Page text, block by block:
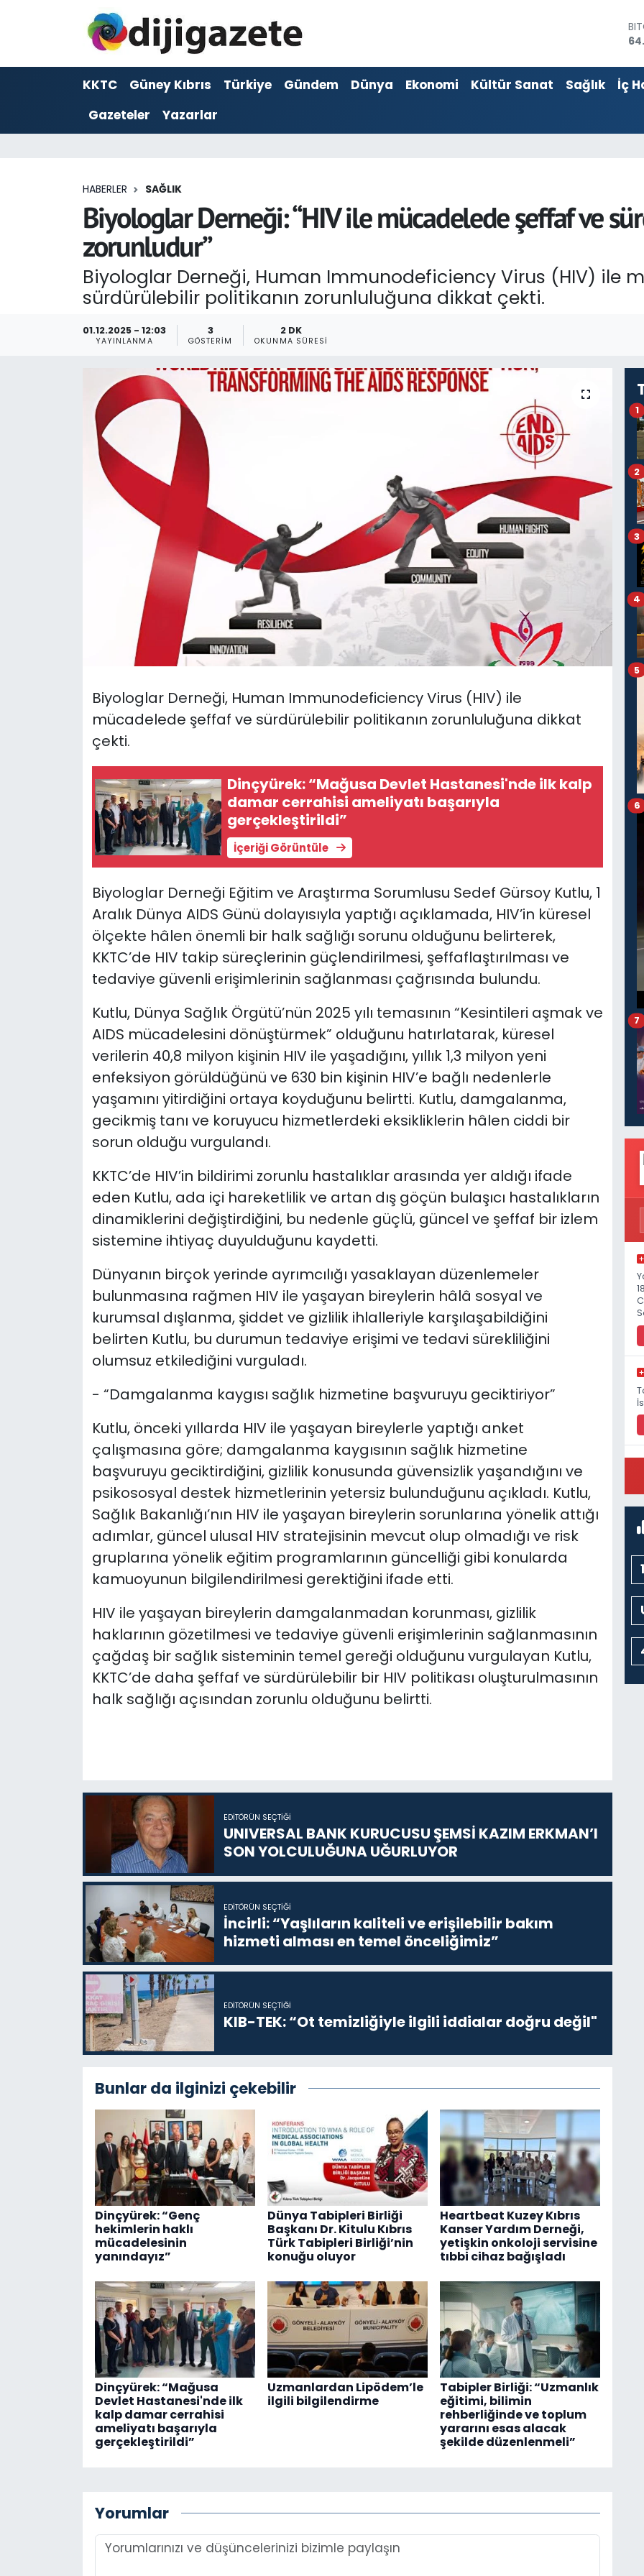
KKTC Güney Kıbrıs Türkiye Gündem Dünya Ekonomi Kültür Sanat Sağlık
İç
Gazeteler
Yazarlar
HABERLER SAĞLIK
Biyologlar Derneği: “HIV ile mücadelede şeffaf ve
zorunludur”
Biyologlar Derneği, Human Immunodeficiency Virus (HIV) ile
sürdürülebilir politikanın zorunluluğuna dikkat çekti.
01.12.2025 - 12:03
YAYINLANMA
3
GÖSTERIM
2 DK
OKUNMA SÜRESI
Biyologlar Derneği, Human Immunodeficiency Virus (HIV) ile
mücadelede şeffaf ve sürdürülebilir politikanın zorunluluğuna dikkat
çekti.
Dinçyürek: “Mağusa Devlet Hastanesi'nde ilk kalp
damar cerrahisi ameliyatı başarıyla
gerçekleştirildi”
İçeriği Görüntüle
Biyologlar Derneği Eğitim ve Araştırma Sorumlusu Sedef Gürsoy Kutlu, 1
Aralık Dünya AIDS Günü dolayısıyla yaptığı açıklamada, HIV’in küresel
ölçekte hâlen önemli bir halk sağlığı sorunu olduğunu belirterek,
KKTC’de HIV takip süreçlerinin güçlendirilmesi, şeffaflaştırılması ve
tedaviye güvenli erişimlerinin sağlanması çağrısında bulundu.
Kutlu, Dünya Sağlık Örgütü’nün 2025 yılı temasının “Kesintileri aşmak ve
AIDS mücadelesini dönüştürmek” olduğunu hatırlatarak, küresel
verilerin 40,8 milyon kişinin HIV ile yaşadığını, yıllık 1,3 milyon yeni
enfeksiyon görüldüğünü ve 630 bin kişinin HIV’e bağlı nedenlerle
yaşamını yitirdiğini ortaya koyduğunu belirtti. Kutlu, damgalanma,
gecikmiş tanı ve koruyucu hizmetlerdeki eksikliklerin hâlen ciddi bir
sorun olduğu vurgulandı.
KKTC’de HIV’in bildirimi zorunlu hastalıklar arasında yer aldığı ifade
eden Kutlu, ada içi hareketlilik ve artan dış göçün bulaşıcı hastalıkların
dinamiklerini değiştirdiğini, bu nedenle güçlü, güncel ve şeffaf bir izlem
sistemine ihtiyaç duyulduğunu kaydetti.
Dünyanın birçok yerinde ayrımcılığı yasaklayan düzenlemeler
bulunmasına rağmen HIV ile yaşayan bireylerin hâlâ sosyal ve
kurumsal dışlanma, şiddet ve gizlilik ihlalleriyle karşılaşabildiğini
belirten Kutlu, bu durumun tedaviye erişimi ve tedavi sürekliliğini
olumsuz etkilediğini vurguladı.
- “Damgalanma kaygısı sağlık hizmetine başvuruyu geciktiriyor”
Kutlu, önceki yıllarda HIV ile yaşayan bireylerle yaptığı anket
çalışmasına göre; damgalanma kaygısının sağlık hizmetine
başvuruyu geciktirdiğini, gizlilik konusunda güvensizlik yaşandığını ve
psikososyal destek hizmetlerinin yetersiz bulunduğunu açıkladı. Kutlu,
Sağlık Bakanlığı’nın HIV ile yaşayan bireylerin sorunlarına yönelik attığı
adımlar, güncel ulusal HIV stratejisinin mevcut olup olmadığı ve risk
gruplarına yönelik eğitim programlarının güncelliği gibi konularda
kamuoyunun bilgilendirilmesi gerektiğini ifade etti.
HIV ile yaşayan bireylerin damgalanmadan korunması, gizlilik
haklarının gözetilmesi ve tedaviye güvenli erişimlerinin sağlanmasının
çağdaş bir sağlık sisteminin temel gereği olduğunu vurgulayan Kutlu,
KKTC’de daha şeffaf ve sürdürülebilir bir HIV politikası oluşturulmasının
halk sağlığı açısından zorunlu olduğunu belirtti.
EDITÖRÜN SEÇTIĞI
UNIVERSAL BANK KURUCUSU ŞEMSİ KAZIM ERKMAN’I
SON YOLCULUĞUNA UĞURLUYOR
EDITÖRÜN SEÇTIĞI
İncirli: “Yaşlıların kaliteli ve erişilebilir bakım
hizmeti alması en temel önceliğimiz”
EDITÖRÜN SEÇTIĞI
KIB-TEK: “Ot temizliğiyle ilgili iddialar doğru değil"
Bunlar da ilginizi çekebilir
Dinçyürek: “Genç
hekimlerin haklı
mücadelesinin
yanındayız”
Dünya Tabipleri Birliği
Başkanı Dr. Kitulu Kıbrıs
Türk Tabipleri Birliği’nin
konuğu oluyor
Heartbeat Kuzey Kıbrıs
Kanser Yardım Derneği,
yetişkin onkoloji servisine
tıbbi cihaz bağışladı
Dinçyürek: “Mağusa
Devlet Hastanesi'nde ilk
kalp damar cerrahisi
ameliyatı başarıyla
gerçekleştirildi”
Uzmanlardan Lipödem’le
ilgili bilgilendirme
Tabipler Birliği: “Uzmanlık
eğitimi, bilimin
rehberliğinde ve toplum
yararını esas alacak
şekilde düzenlenmeli”
Yorumlar
1
2
3
4
5
6
7
ADVERTORIAL
Dijigazete
Foto Galeri
KKTC YEREL SEÇİM 2018
Kültür Sanat
Nöbetçi Eczaneler
Otomobil Dünyası
Teknoloji
Video Galeri
Yazarlar
Hava Durumu
Trafik Durumu
Haber Arşivi